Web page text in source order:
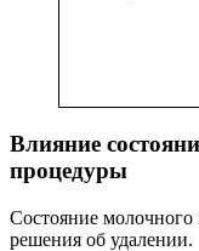
Влияние
процедуры
Состояние молочного
решения об удалении.